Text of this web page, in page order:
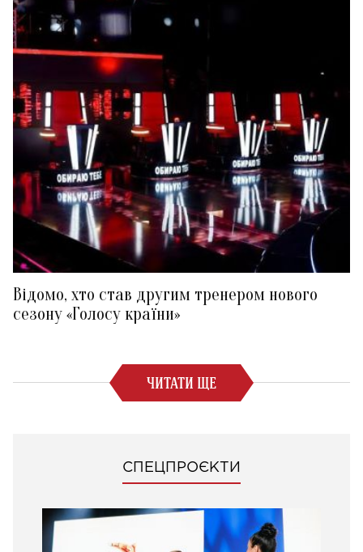
Відомо, хто став другим тренером нового
сезону «Голосу країни»
ЧИТАТИ ЩЕ
СПЕЦПРОЄКТИ